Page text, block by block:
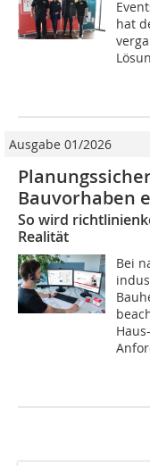
hat
Ausgabe 01/2026
Bauvorhaben
So wird
Realität
Bei